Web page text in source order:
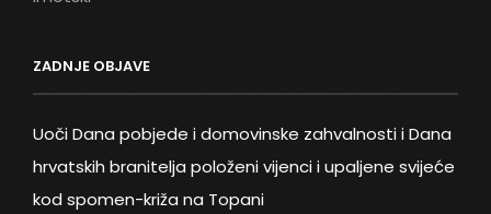
ZADNJE OBJAVE
Uoči Dana pobjede i domovinske zahvalnosti i Dana
hrvatskih branitelja položeni vijenci i upaljene svijeće
kod spomen-križa na Topani